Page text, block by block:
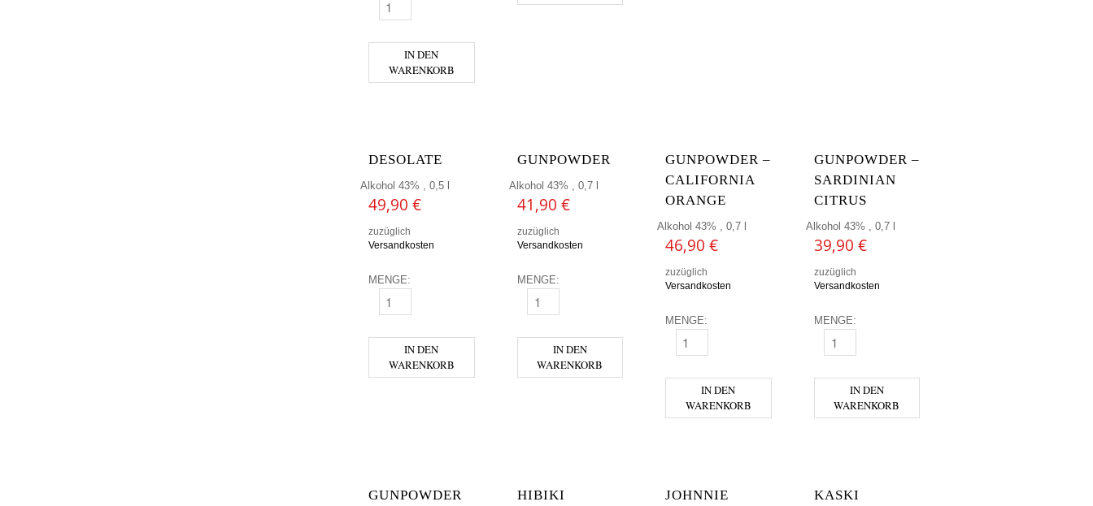
APPLETON ESTATE 12 YEARS OLD RARE CASKS JAMAICA RUM 0,7L MENGE
IN DEN
WARENKORB
DESOLATE
Alkohol 43% , 0,5 l
49,90 €
zuzüglich
Versandkosten
MENGE:
DESOLATE MENGE
IN DEN
WARENKORB
GUNPOWDER
Alkohol 43% , 0,7 l
41,90 €
zuzüglich
Versandkosten
MENGE:
GUNPOWDER MENGE
IN DEN
WARENKORB
GUNPOWDER –
CALIFORNIA
ORANGE
Alkohol 43% , 0,7 l
46,90 €
zuzüglich
Versandkosten
MENGE:
GUNPOWDER - CALIFORNIA ORANGE MENGE
IN DEN
WARENKORB
GUNPOWDER –
SARDINIAN
CITRUS
Alkohol 43% , 0,7 l
39,90 €
zuzüglich
Versandkosten
MENGE:
GUNPOWDER - SARDINIAN CITRUS MENGE
IN DEN
WARENKORB
GUNPOWDER
HIBIKI
JOHNNIE
KASKI